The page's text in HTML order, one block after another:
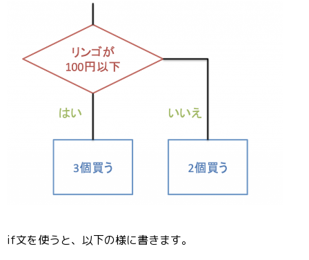
if文を使うと、以下の様に書きます。